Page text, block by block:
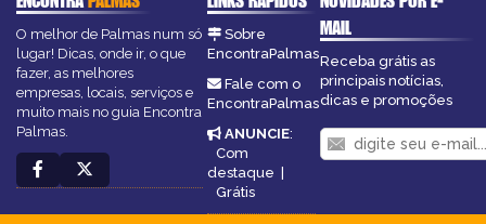
O melhor de Palmas num só
lugar! Dicas, onde ir, o que
fazer, as melhores
empresas, locais, serviços e
muito mais no guia Encontra
Palmas.
Sobre
EncontraPalmas
Fale com o
EncontraPalmas
ANUNCIE:
Com
destaque |
Grátis
MAIL
Receba grátis as
principais notícias,
dicas e promoções